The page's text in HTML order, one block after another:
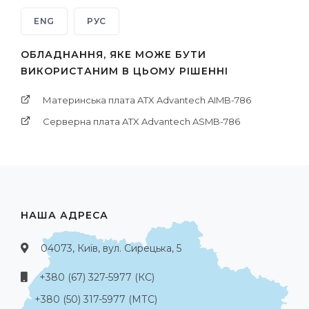
ENG РУС
ОБЛАДНАННЯ, ЯКЕ МОЖЕ БУТИ
ВИКОРИСТАНИМ В ЦЬОМУ РІШЕННІ
Материнська плата ATX Advantech AIMB-786
Серверна плата ATX Advantech ASMB-786
НАША АДРЕСА
04073, Київ, вул. Сирецька, 5
+380 (67) 327-5977 (КС)
+380 (50) 317-5977 (МТС)